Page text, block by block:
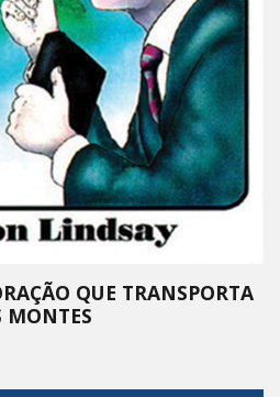
QUE TRANSPORTA
MONTES